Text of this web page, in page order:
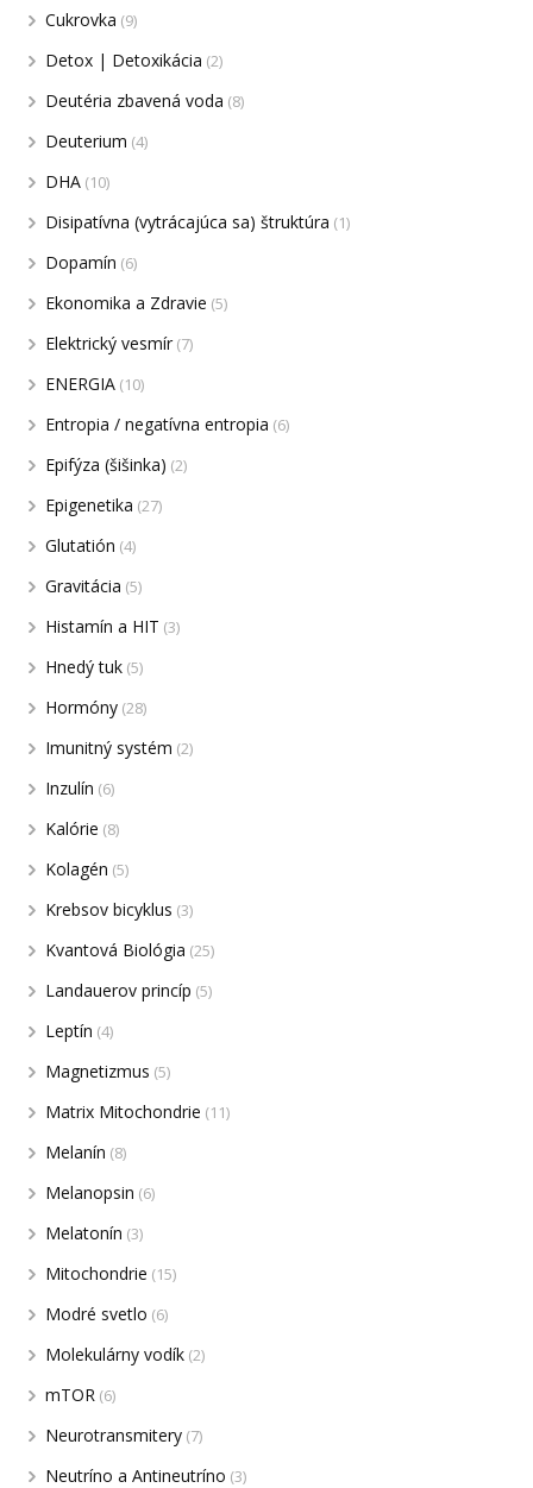
Cukrovka (9)
Detox | Detoxikácia (2)
Deutéria zbavená voda (8)
Deuterium (4)
DHA (10)
Disipatívna (vytrácajúca sa) štruktúra (1)
Dopamín (6)
Ekonomika a Zdravie (5)
Elektrický vesmír (7)
ENERGIA (10)
Entropia / negatívna entropia (6)
Epifýza (šišinka) (2)
Epigenetika (27)
Glutatión (4)
Gravitácia (5)
Histamín a HIT (3)
Hnedý tuk (5)
Hormóny (28)
Imunitný systém (2)
Inzulín (6)
Kalórie (8)
Kolagén (5)
Krebsov bicyklus (3)
Kvantová Biológia (25)
Landauerov princíp (5)
Leptín (4)
Magnetizmus (5)
Matrix Mitochondrie (11)
Melanín (8)
Melanopsin (6)
Melatonín (3)
Mitochondrie (15)
Modré svetlo (6)
Molekulárny vodík (2)
mTOR (6)
Neurotransmitery (7)
Neutríno a Antineutríno (3)